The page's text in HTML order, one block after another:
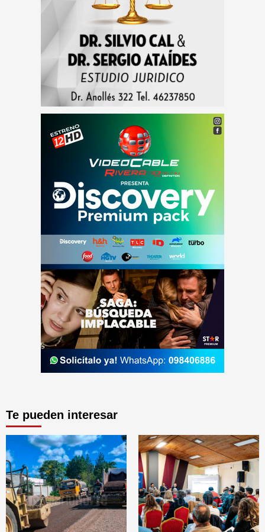
Te pueden interesar